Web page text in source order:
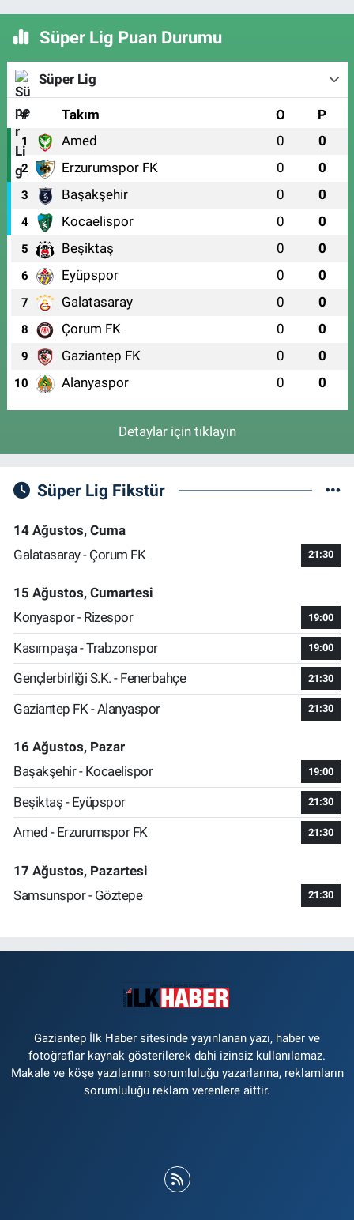
Süper Lig Puan Durumu
Süper Lig
# Takım O P
1 Amed 0 0
2 Erzurumspor FK 0 0
3 Başakşehir 0 0
4 Kocaelispor 0 0
5 Beşiktaş 0 0
6 Eyüpspor 0 0
7 Galatasaray 0 0
8 Çorum FK 0 0
9 Gaziantep FK 0 0
10 Alanyaspor 0 0
Detaylar için tıklayın
Süper Lig Fikstür
14 Ağustos, Cuma
Galatasaray - Çorum FK
21:30
15 Ağustos, Cumartesi
Konyaspor - Rizespor
19:00
Kasımpaşa - Trabzonspor 19:00
Gençlerbirliği S.K. - Fenerbahçe 21:30
Gaziantep FK - Alanyaspor 21:30
16 Ağustos, Pazar
Başakşehir - Kocaelispor
19:00
Beşiktaş - Eyüpspor 21:30
Amed - Erzurumspor FK 21:30
17 Ağustos, Pazartesi
Samsunspor - Göztepe
21:30
Gaziantep İlk Haber sitesinde yayınlanan yazı, haber ve
fotoğraflar kaynak gösterilerek dahi izinsiz kullanılamaz.
Makale ve köşe yazılarının sorumluluğu yazarlarına, reklamların
sorumluluğu reklam verenlere aittir.